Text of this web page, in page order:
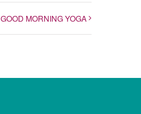
GOOD MORNING YOGA